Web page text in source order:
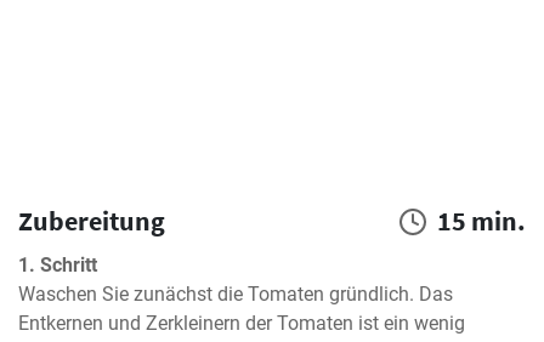
Zubereitung 15 min.
1. Schritt
Waschen Sie zunächst die Tomaten gründlich. Das
Entkernen und Zerkleinern der Tomaten ist ein wenig